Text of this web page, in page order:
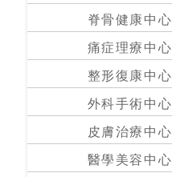
室
公
院
脊骨健康中心
痛症理療中心
整形復康中心
外科手術中心
皮膚治療中心
醫學美容中心